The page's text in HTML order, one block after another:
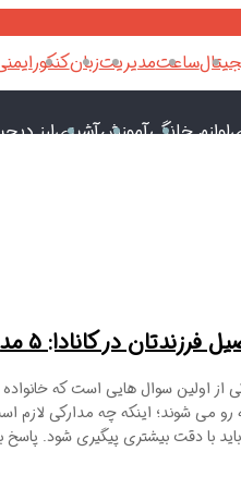
ساعتمدیریتزبانکنکور
لوازم خانگیآموزشآشپزیارز
در کانادا: ۵ مدرک ضروری
از اولین سوال هایی است که خانواده
می شوند؛ اینکه چه مدارکی لازم
با دقت بیشتری پیگیری شود. پاسخ